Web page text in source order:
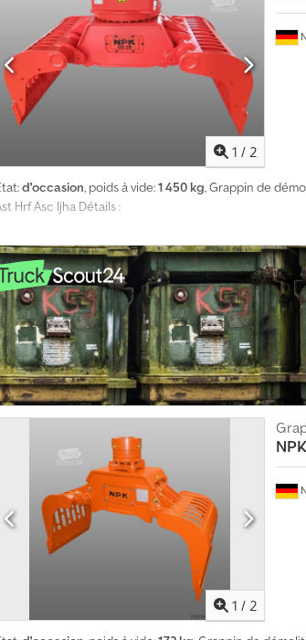
1 / 2
d'occasion, poids à vide:1 450 kg, Grappin de
Hrf Asc Ijha Détails :
1 / 2
NPK